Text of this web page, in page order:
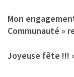
Mon
Communauté »
Joyeuse fête !!!